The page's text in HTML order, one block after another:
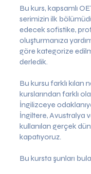
Bu kurs, kapsamlı
serimizin ilk
edecek sofistike,
oluşturmanıza
göre kategorize
derledik.
Bu kursu farklı kılan
kurslarından farklı
İngilizceye
İngiltere, Avustralya
kullanılan gerçek
kapatıyoruz.
Bu kursta şunları